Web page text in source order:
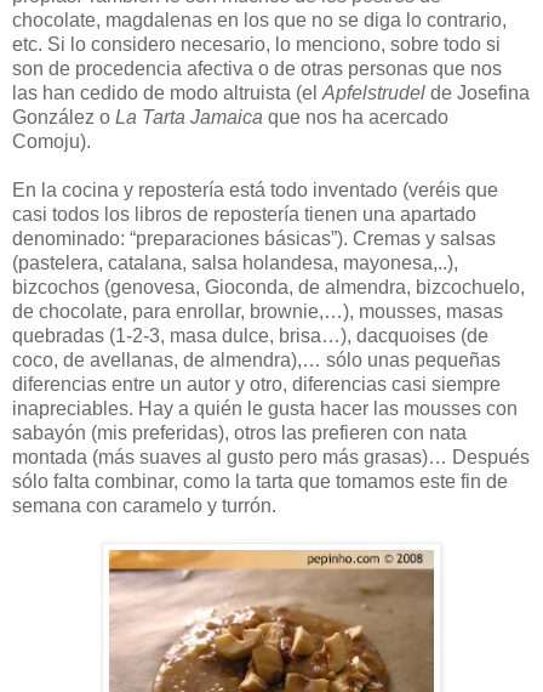
chocolate, magdalenas en los que no se diga lo contrario,
etc. Si lo considero necesario, lo menciono, sobre todo si
son de procedencia afectiva o de otras personas que nos
las han cedido de modo altruista (el Apfelstrudel de Josefina
González o La Tarta Jamaica que nos ha acercado
Comoju).
En la cocina y repostería está todo inventado (veréis que
casi todos los libros de repostería tienen una apartado
denominado: “preparaciones básicas”). Cremas y salsas
(pastelera, catalana, salsa holandesa, mayonesa,..),
bizcochos (genovesa, Gioconda, de almendra, bizcochuelo,
de chocolate, para enrollar, brownie,…), mousses, masas
quebradas (1-2-3, masa dulce, brisa…), dacquoises (de
coco, de avellanas, de almendra),… sólo unas pequeñas
diferencias entre un autor y otro, diferencias casi siempre
inapreciables. Hay a quién le gusta hacer las mousses con
sabayón (mis preferidas), otros las prefieren con nata
montada (más suaves al gusto pero más grasas)… Después
sólo falta combinar, como la tarta que tomamos este fin de
semana con caramelo y turrón.